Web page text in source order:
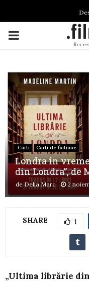
PRIMARY
Carti Carti de fictiune
Londra în
din Londra”,
deDelia Marc 2
SHARE 1
„Ultima librărie